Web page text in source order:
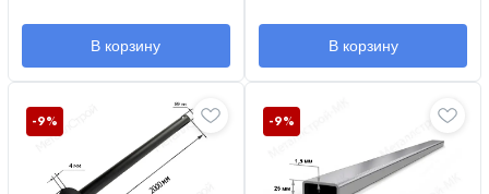
В корзину В корзину
-9% -9%